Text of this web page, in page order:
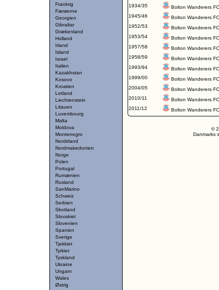
Frankrig
Færøerne
Georgien
Gibraltar
Grækenland
Holland
Irland
Island
Israel
Italien
Kazakhstan
Kosovo
Kroatien
Letland
Liechtenstein
Litauen
Luxembourg
Malta
Moldova
Montenegro
Nordirland
Nordmakedonien
Norge
Polen
Portugal
Rumænien
Rusland
SanMarino
Schweiz
Serbien
Skotland
Slovakiet
Slovenien
Spanien
Sverige
Tjekkiet
Tyrkiet
Tyskland
Ukraine
Ungarn
Wales
Østrig
1934/35
Bolton Wanderers FC
1945/46
Bolton Wanderers FC
1952/53
Bolton Wanderers FC
1953/54
Bolton Wanderers FC
1957/58
Bolton Wanderers FC
1958/59
Bolton Wanderers FC
1993/94
Bolton Wanderers FC
1999/00
Bolton Wanderers FC
2004/05
Bolton Wanderers FC
2010/11
Bolton Wanderers FC
2011/12
Bolton Wanderers FC
©
Danmarks